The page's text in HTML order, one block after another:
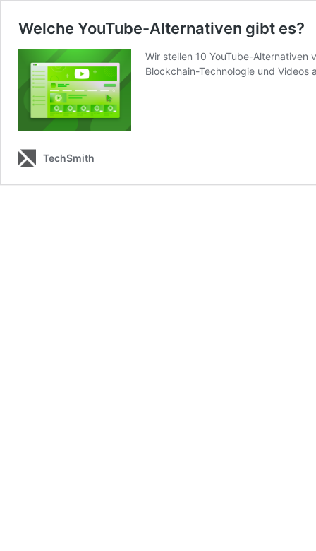
Welche YouTube-Alternativen gibt es?
Wir stellen 10 YouTube-Alternativen
Blockchain-Technologie und Videos
TechSmith